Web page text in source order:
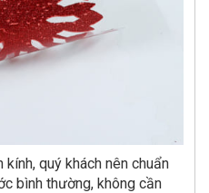
quý khách nên chuẩn
bình thường, không cần